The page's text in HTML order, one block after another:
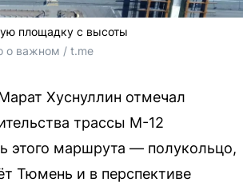
площадку с высоты
о важном / t.me
Хуснуллин отмечал
трассы М-12
этого маршрута — полукольцо,
Тюмень и в перспективе